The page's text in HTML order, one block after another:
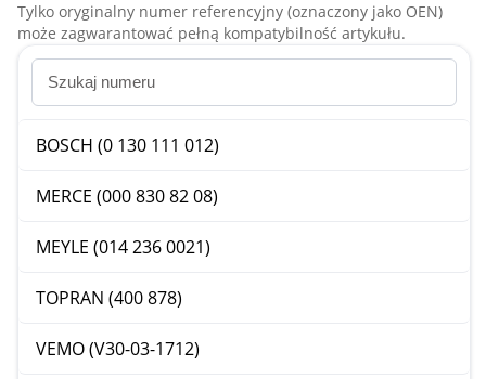
Tylko oryginalny numer referencyjny (oznaczony jako OEN)
może zagwarantować pełną kompatybilność artykułu.
BOSCH (0 130 111 012)
MERCE (000 830 82 08)
MEYLE (014 236 0021)
TOPRAN (400 878)
VEMO (V30-03-1712)